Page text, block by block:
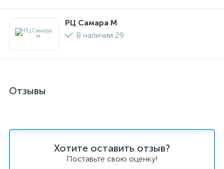
РЦ Самара M
В наличии 29
Отзывы
Хотите оставить отзыв?
Поставьте свою оценку!